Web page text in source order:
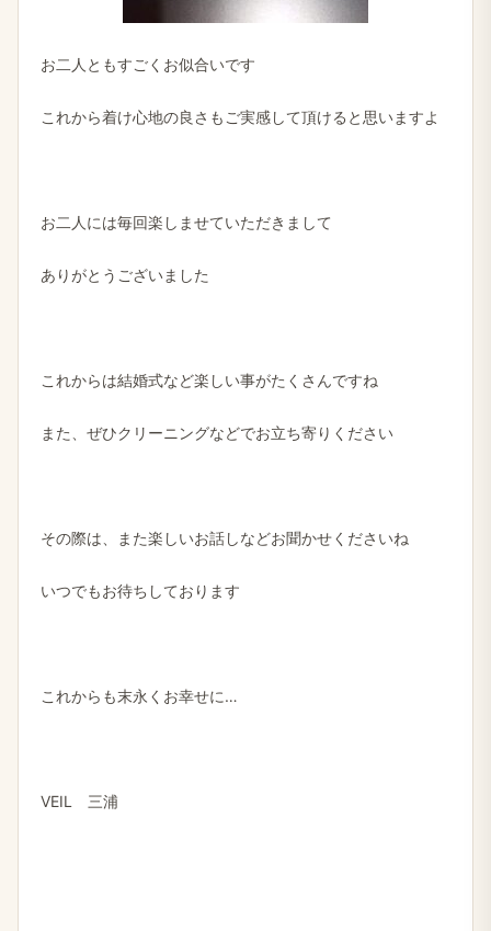
お二人ともすごくお似合いです
これから着け心地の良さもご実感して頂けると思いますよ
お二人には毎回楽しませていただきまして
ありがとうございました
これからは結婚式など楽しい事がたくさんですね
また、ぜひクリーニングなどでお立ち寄りください
その際は、また楽しいお話しなどお聞かせくださいね
いつでもお待ちしております
これからも末永くお幸せに…
VEIL 三浦